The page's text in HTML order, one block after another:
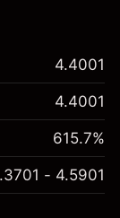
4.4001
4.4001
615.7%
- 4.5901